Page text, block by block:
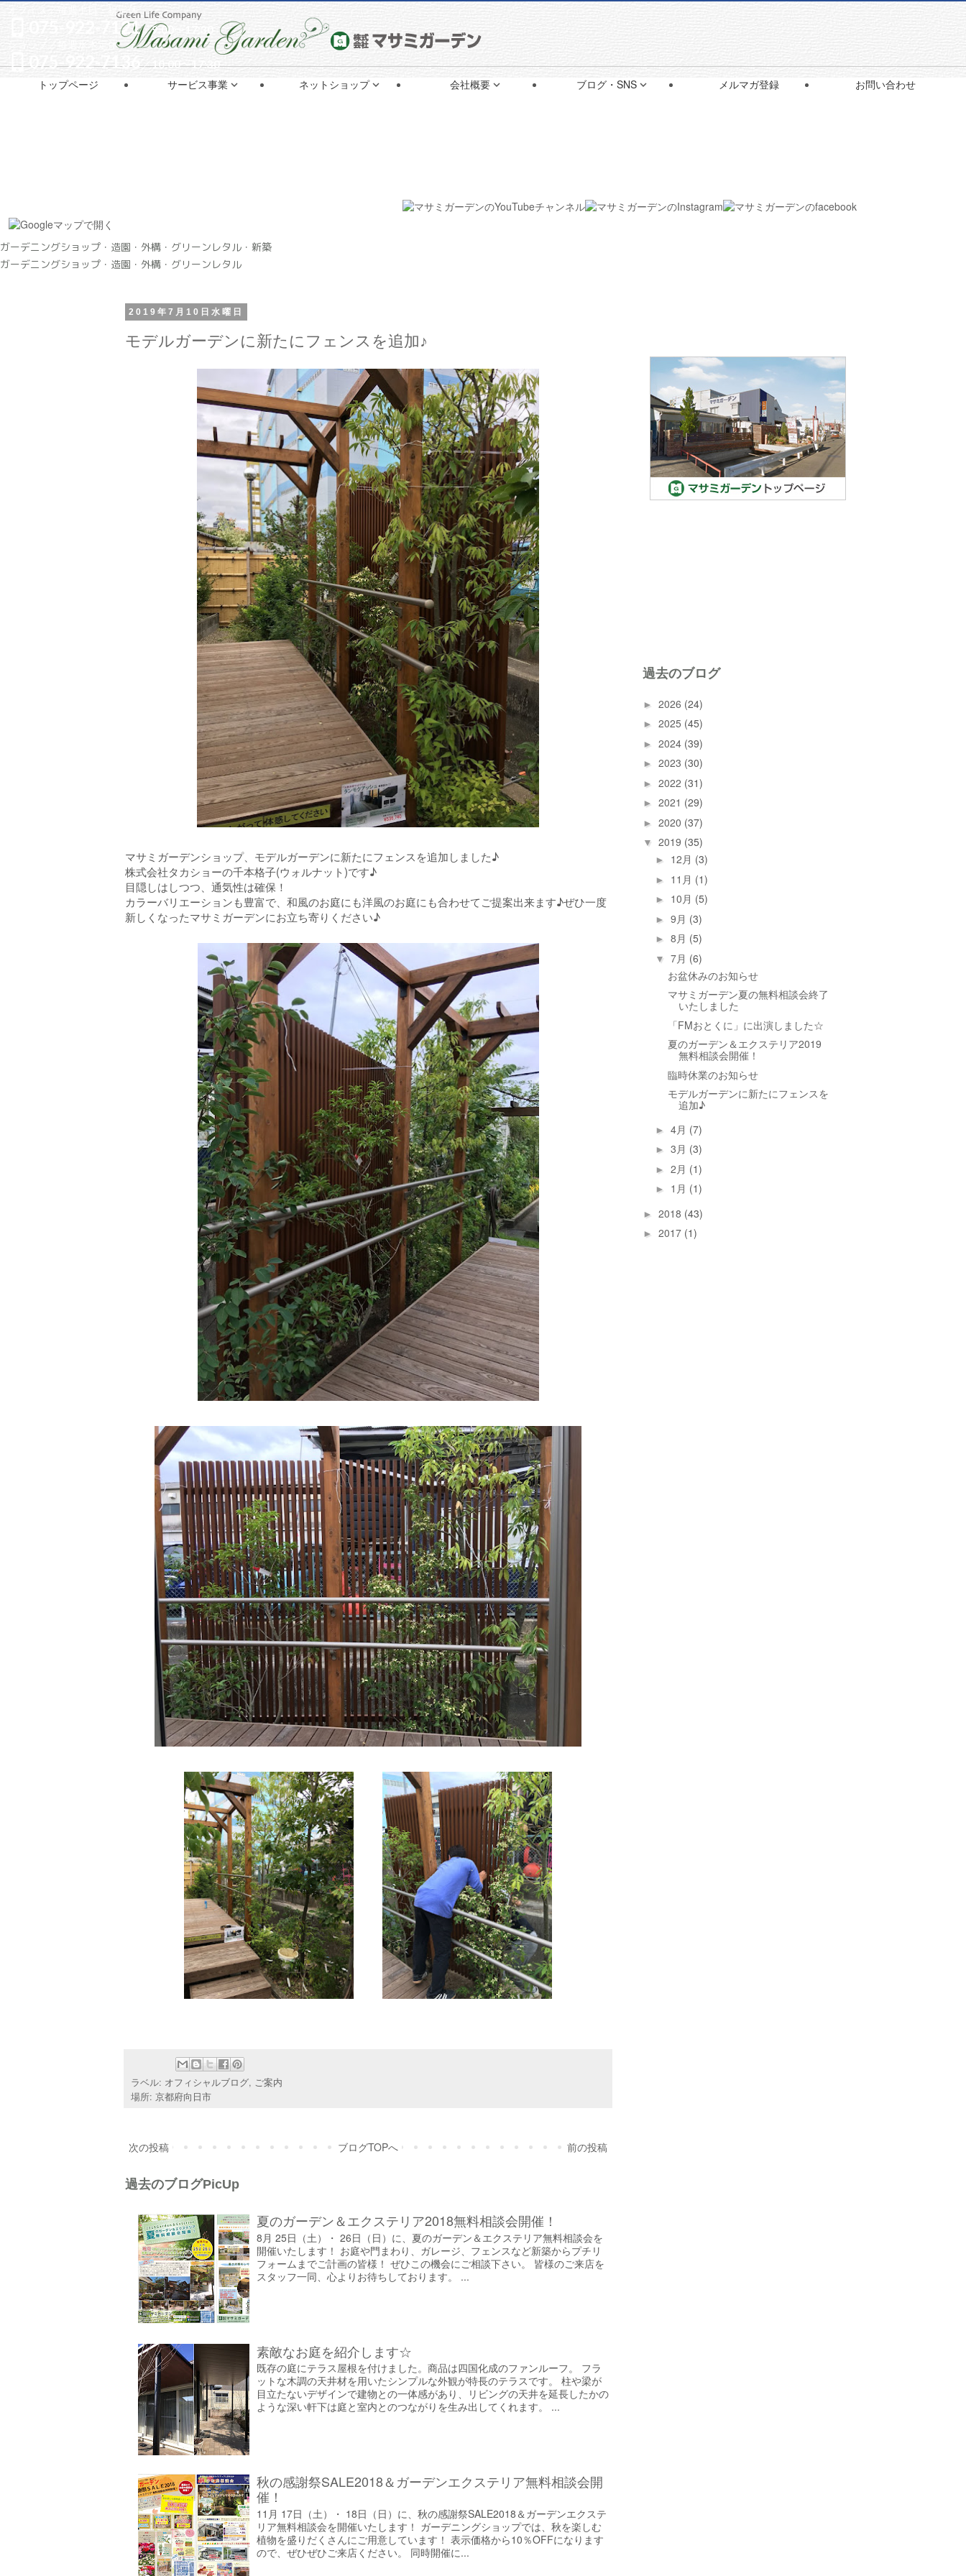
トップページ サービス事業  ネットショップ 会社概要  ブログ・SNS メルマガ登録 お問い合わせ
毎週土日・祝定休
075-922-7121／9:00〜17:30
毎週水木定休
075-922-7136／10:00〜17:30 075-922-7121  075-922-7136
ガーデニングショップ・造園・外構・グリーンレタル・新築
ガーデニングショップ・造園・外構・グリーンレタル
2019年7月10日水曜日
モデルガーデンに新たにフェンスを追加♪
マサミガーデンショップ、モデルガーデンに新たにフェンスを追加しました♪
株式会社タカショーの千本格子(ウォルナット)です♪
目隠しはしつつ、通気性は確保！
カラーバリエーションも豊富で、和風のお庭にも洋風のお庭にも合わせてご提案出来ます♪ぜひ一度
新しくなったマサミガーデンにお立ち寄りください♪
ラベル: オフィシャルブログ, ご案内
場所: 京都府向日市
次の投稿 前の投稿
ブログTOPへ
過去のブログPicUp
夏のガーデン＆エクステリア2018無料相談会開催！
8月 25日（土）・ 26日（日）に、夏のガーデン＆エクステリア無料相談会を
開催いたします！ お庭や門まわり、ガレージ、フェンスなど新築からプチリ
フォームまでご計画の皆様！ ぜひこの機会にご相談下さい。 皆様のご来店を
スタッフ一同、心よりお待ちしております。 ...
素敵なお庭を紹介します☆
既存の庭にテラス屋根を付けました。商品は四国化成のファンルーフ。 フラ
ットな木調の天井材を用いたシンプルな外観が特長のテラスです。 柱や梁が
目立たないデザインで建物との一体感があり、リビングの天井を延長したかの
ような深い軒下は庭と室内とのつながりを生み出してくれます。 ...
秋の感謝祭SALE2018＆ガーデンエクステリア無料相談会開
催！
11月 17日（土）・ 18日（日）に、秋の感謝祭SALE2018＆ガーデンエクステ
リア無料相談会を開催いたします！ ガーデニングショップでは、秋を楽しむ
植物を盛りだくさんにご用意しています！ 表示価格から10％OFFになります
ので、ぜひぜひご来店ください。 同時開催に...
過去のブログ
► 2026 (24)
► 2025 (45)
► 2024 (39)
► 2023 (30)
► 2022 (31)
► 2021 (29)
► 2020 (37)
▼ 2019 (35)
► 12月 (3)
► 11月 (1)
► 10月 (5)
► 9月 (3)
► 8月 (5)
▼ 7月 (6)
お盆休みのお知らせ
マサミガーデン夏の無料相談会終了
いたしました
「FMおとくに」に出演しました☆
夏のガーデン＆エクステリア2019
無料相談会開催！
臨時休業のお知らせ
モデルガーデンに新たにフェンスを
追加♪
► 4月 (7)
► 3月 (3)
► 2月 (1)
► 1月 (1)
► 2018 (43)
► 2017 (1)